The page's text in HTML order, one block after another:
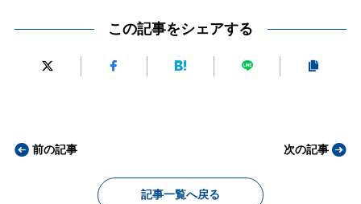
この記事をシェアする
前の記事
記事一覧へ戻る
次の記事